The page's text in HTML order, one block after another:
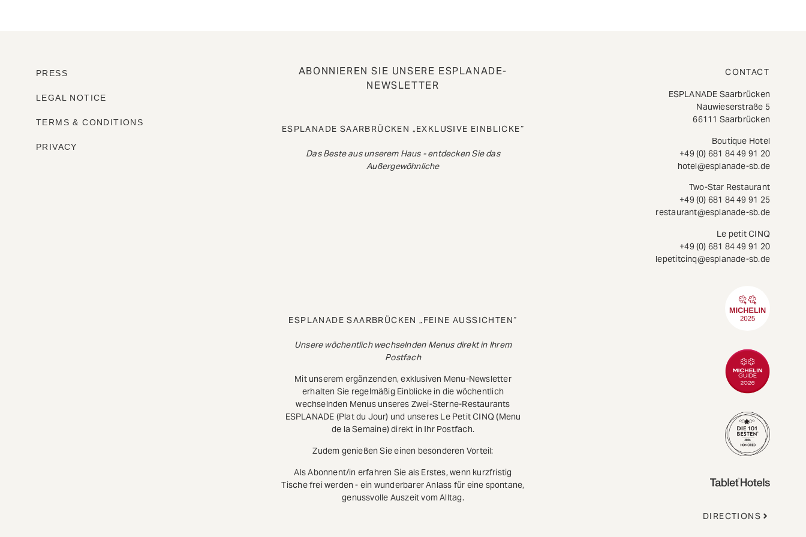
PRESS
LEGAL NOTICE
TERMS & CONDITIONS
PRIVACY
ABONNIEREN SIE UNSERE ESPLANADE-
NEWSLETTER
ESPLANADE SAARBRÜCKEN „EXKLUSIVE EINBLICKE“
Das Beste aus unserem Haus - entdecken Sie das
Außergewöhnliche
ESPLANADE SAARBRÜCKEN „FEINE AUSSICHTEN“
Unsere wöchentlich wechselnden Menus direkt in Ihrem
Postfach
Mit unserem ergänzenden, exklusiven Menu-Newsletter
erhalten Sie regelmäßig Einblicke in die wöchentlich
wechselnden Menus unseres Zwei-Sterne-Restaurants
ESPLANADE (Plat du Jour) und unseres Le Petit CINQ (Menu
de la Semaine) direkt in Ihr Postfach.
Zudem genießen Sie einen besonderen Vorteil:
Als Abonnent/in erfahren Sie als Erstes, wenn kurzfristig
Tische frei werden - ein wunderbarer Anlass für eine spontane,
genussvolle Auszeit vom Alltag.
CONTACT
ESPLANADE Saarbrücken
Nauwieserstraße 5
66111 Saarbrücken
Boutique Hotel
+49 (0) 681 84 49 91 20
hotel@esplanade-sb.de
Two-Star Restaurant
+49 (0) 681 84 49 91 25
restaurant@esplanade-sb.de
Le petit CINQ
+49 (0) 681 84 49 91 20
lepetitcinq@esplanade-sb.de
DIRECTIONS